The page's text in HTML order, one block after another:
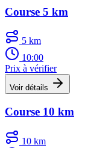
Course 5 km
5 km
10:00
Prix à vérifier
Voir détails
Course 10 km
10 km